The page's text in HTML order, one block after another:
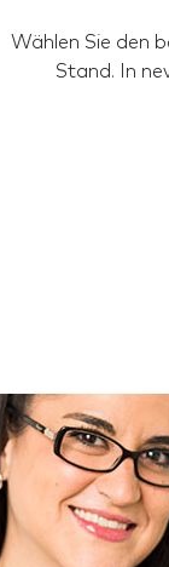
Wählen Sie den
Stand. In